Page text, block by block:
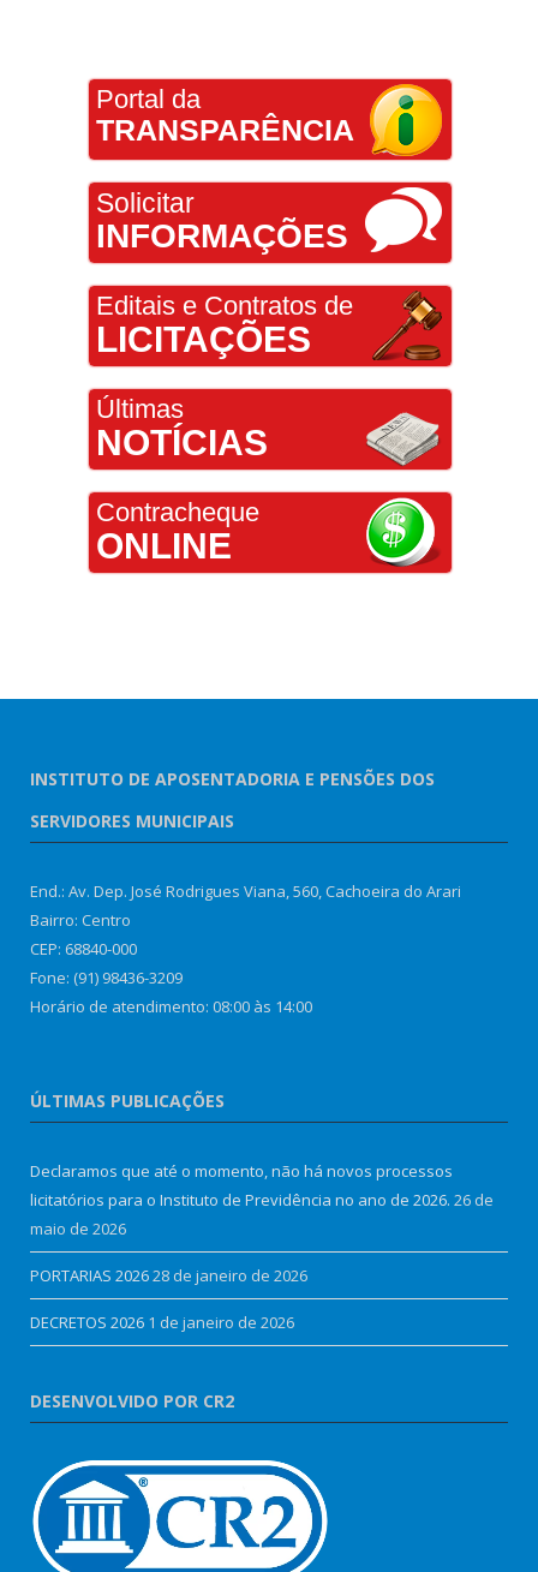
Portal da
TRANSPARÊNCIA
Solicitar
INFORMAÇÕES
Editais e Contratos de
LICITAÇÕES
Últimas
NOTÍCIAS
Contracheque
ONLINE
INSTITUTO DE APOSENTADORIA E PENSÕES DOS
SERVIDORES MUNICIPAIS
End.: Av. Dep. José Rodrigues Viana, 560, Cachoeira do Arari
Bairro: Centro
CEP: 68840-000
Fone: (91) 98436-3209
Horário de atendimento: 08:00 às 14:00
ÚLTIMAS PUBLICAÇÕES
Declaramos que até o momento, não há novos processos
licitatórios para o Instituto de Previdência no ano de 2026. 26 de
maio de 2026
PORTARIAS 202628 de janeiro de 2026
DECRETOS 2026 1 de janeiro de 2026
DESENVOLVIDO POR CR2